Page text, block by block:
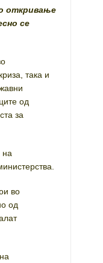
откривање
се
така и
од
за
на
во
од